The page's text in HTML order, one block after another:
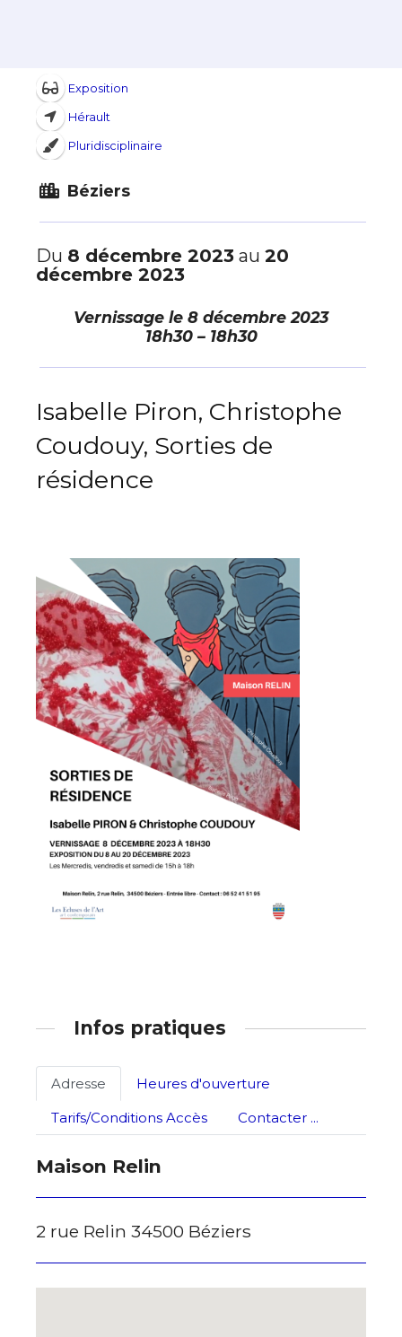
Adresse email*
Nom
Statut / Organisation
J'accepte les termes et conditions
Prénom
Statut / Organisation
* Champ obligatoire
Exposition
Hérault
Pluridisciplinaire
Béziers
Du 8 décembre 2023 au 20
décembre 2023
Vernissage le 8 décembre 2023
18h30 – 18h30
Isabelle Piron, Christophe
Coudouy, Sorties de
résidence
Infos pratiques
Adresse
Heures d'ouverture
Tarifs/Conditions Accès
Contacter ...
Maison Relin
2 rue Relin 34500 Béziers